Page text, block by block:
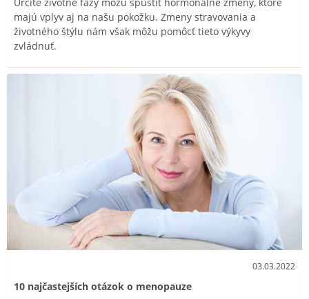
majú vplyv aj na našu pokožku. Zmeny stravovania a
životného štýlu nám však môžu pomôcť tieto výkyvy
zvládnuť.
03.03.2022
10 najčastejších otázok o menopauze